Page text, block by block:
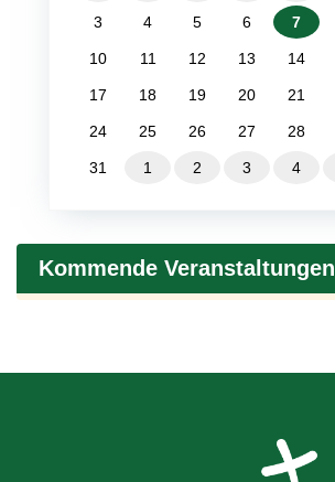
3 4 5 6 7
10 11 12 13 14
17 18 19 20 21
24 25 26 27 28
31 1 2 3 4
Kommende Veranstaltungen